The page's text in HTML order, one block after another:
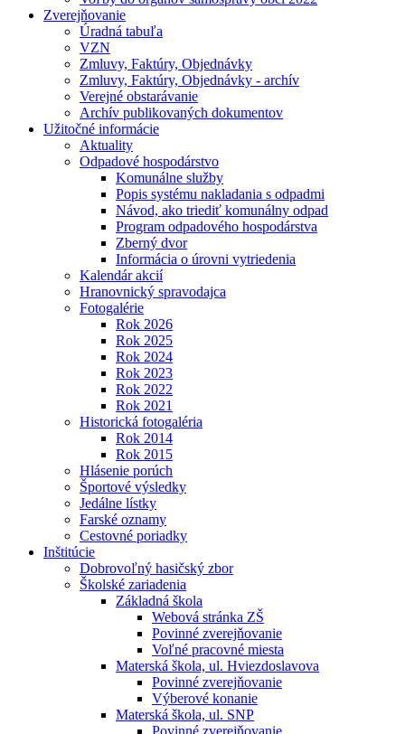
Zverejňovanie
Úradná tabuľa
VZN
Zmluvy, Faktúry, Objednávky
Zmluvy, Faktúry, Objednávky - archív
Verejné obstarávanie
Archív publikovaných dokumentov
Užitočné informácie
Aktuality
Odpadové hospodárstvo
Komunálne služby
Popis systému nakladania s odpadmi
Návod, ako triediť komunálny odpad
Program odpadového hospodárstva
Zberný dvor
Informácia o úrovni vytriedenia
Kalendár akcií
Hranovnický spravodajca
Fotogalérie
Rok 2026
Rok 2025
Rok 2024
Rok 2023
Rok 2022
Rok 2021
Historická fotogaléria
Rok 2014
Rok 2015
Hlásenie porúch
Športové výsledky
Jedálne lístky
Farské oznamy
Cestovné poriadky
Inštitúcie
Dobrovoľný hasičský zbor
Školské zariadenia
Základná škola
Webová stránka ZŠ
Povinné zverejňovanie
Voľné pracovné miesta
Materská škola, ul. Hviezdoslavova
Povinné zverejňovanie
Výberové konanie
Materská škola, ul. SNP
Povinné zverejňovanie